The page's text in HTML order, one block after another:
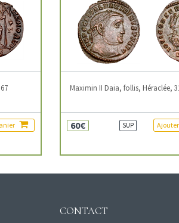
Maximin II Daia, follis, Héraclée,
60€ SUP
CONTACT